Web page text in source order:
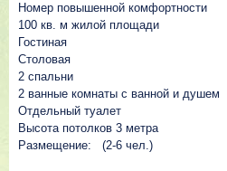
Номер повышенной комфортности
100 кв. м жилой площади
Гостиная
Столовая
2 спальни
2 ванные комнаты с ванной и душем
Отдельный туалет
Высота потолков 3 метра
Размещение: (2-6 чел.)